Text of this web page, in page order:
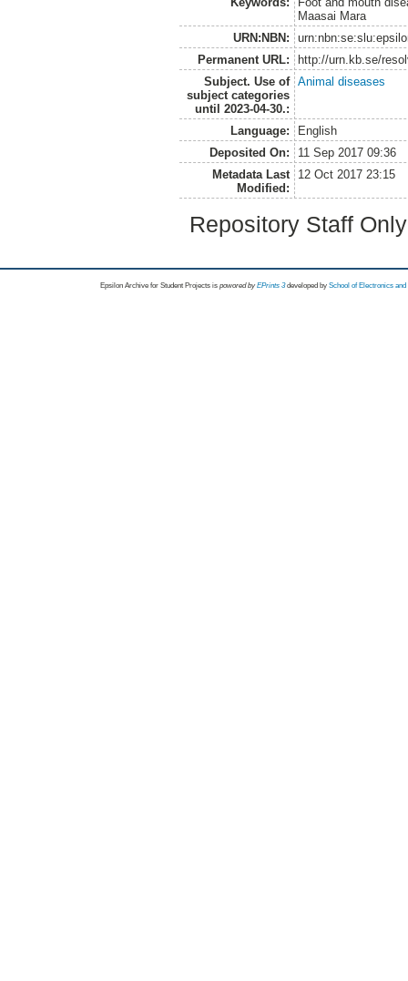
Maasai Mara
URN:NBN:
Permanent URL:
http://urn.kb.se/
Subject. Use of
subject categories
until 2023-04-30.:
Animal diseases
Language:
English
Deposited On:
11 Sep 2017 09:36
Metadata Last
Modified:
12 Oct 2017 23:15
Repository Staff
Epsilon Archive for Student Projects is powored byEPrints 3 developed by School of Electronics